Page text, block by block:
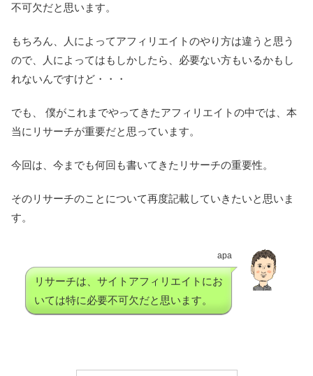
不可欠だと思います。
もちろん、人によってアフィリエイトのやり方は違うと思う
ので、人によってはもしかしたら、必要ない方もいるかもし
れないんですけど・・・
でも、 僕がこれまでやってきたアフィリエイトの中では、本
当にリサーチが重要だと思っています。
今回は、今までも何回も書いてきたリサーチの重要性。
そのリサーチのことについて再度記載していきたいと思いま
す。
apa
リサーチは、サイトアフィリエイトにお
いては特に必要不可欠だと思います。